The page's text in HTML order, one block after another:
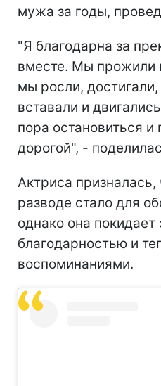
мужа за годы,
"Я благодарна за
вместе. Мы прожили
мы росли,
вставали и
пора остановиться и
дорогой", -
Актриса
разводе стало для
однако она покидает
благодарностью и
воспоминаниями.